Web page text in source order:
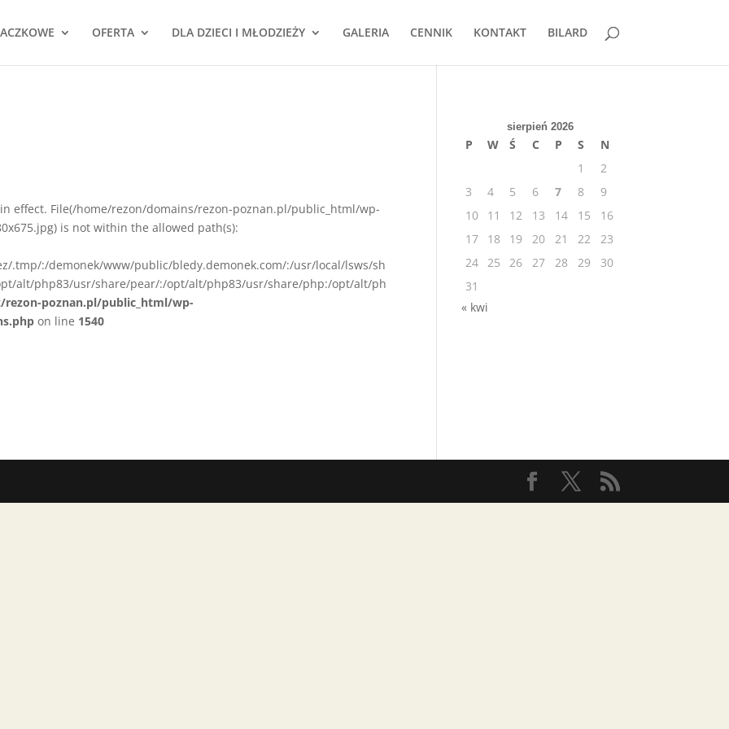
OFERTA DLA DZIECI I MŁODZIEŻY GALERIA CENNIK KONTAKT BILARD
effect. File(/home/rezon/domains/rezon-poznan.pl/public_html/wp-
is not within the allowed path(s):
.tmp/:/demonek/www/public/bledy.demonek.com/:/usr/local/lsws/sh
alt/php83/usr/share/pear/:/opt/alt/php83/usr/share/php:/opt/alt/ph
poznan.pl/public_html/wp-
on line 1540
sierpień 2026
P W Ś C P S
N
1
2
3
4 5 6 7 8
9
10
11 12 13 14 15
16
17
18 19 20 21 22
23
24 25 26 27 28 29
30
31
« kwi